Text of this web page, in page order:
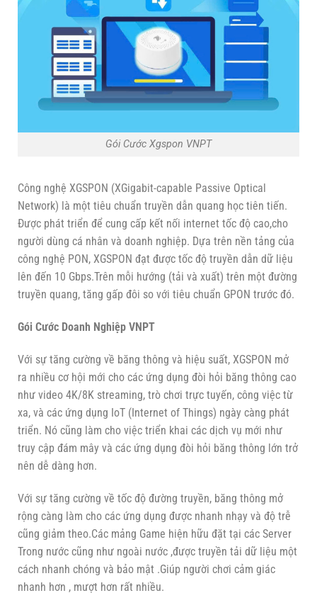
Gói Cước Xgspon VNPT
Công nghệ XGSPON (XGigabit-capable Passive Optical
Network) là một tiêu chuẩn truyền dẫn quang học tiên tiến.
Được phát triển để cung cấp kết nối internet tốc độ cao,cho
người dùng cá nhân và doanh nghiệp. Dựa trên nền tảng của
công nghệ PON, XGSPON đạt được tốc độ truyền dẫn dữ liệu
lên đến 10 Gbps.Trên mỗi hướng (tải và xuất) trên một đường
truyền quang, tăng gấp đôi so với tiêu chuẩn GPON trước đó.
Gói Cước Doanh Nghiệp VNPT
Với sự tăng cường về băng thông và hiệu suất, XGSPON mở
ra nhiều cơ hội mới cho các ứng dụng đòi hỏi băng thông cao
như video 4K/8K streaming, trò chơi trực tuyến, công việc từ
xa, và các ứng dụng IoT (Internet of Things) ngày càng phát
triển. Nó cũng làm cho việc triển khai các dịch vụ mới như
truy cập đám mây và các ứng dụng đòi hỏi băng thông lớn trở
nên dễ dàng hơn.
Với sự tăng cường về tốc độ đường truyền, băng thông mở
rộng càng làm cho các ứng dụng được nhanh nhạy và độ trễ
cũng giảm theo.Các mảng Game hiện hữu đặt tại các Server
Trong nước cũng như ngoài nước ,được truyền tải dữ liệu một
cách nhanh chóng và bảo mật .Giúp người chơi cảm giác
nhanh hơn , mượt hơn rất nhiều.